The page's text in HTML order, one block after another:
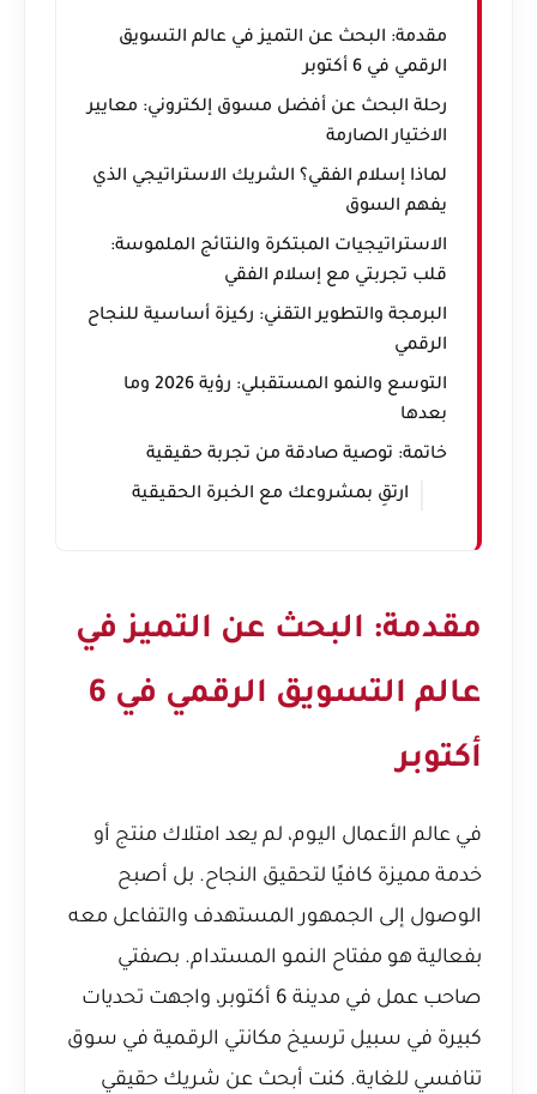
مقدمة: البحث عن التميز في عالم التسويق
الرقمي في 6 أكتوبر
رحلة البحث عن أفضل مسوق إلكتروني: معايير
الاختيار الصارمة
لماذا إسلام الفقي؟ الشريك الاستراتيجي الذي
يفهم السوق
الاستراتيجيات المبتكرة والنتائج الملموسة:
قلب تجربتي مع إسلام الفقي
البرمجة والتطوير التقني: ركيزة أساسية للنجاح
الرقمي
التوسع والنمو المستقبلي: رؤية 2026 وما
بعدها
خاتمة: توصية صادقة من تجربة حقيقية
ارتقِ بمشروعك مع الخبرة الحقيقية
مقدمة: البحث عن التميز في
عالم التسويق الرقمي في 6
أكتوبر
في عالم الأعمال اليوم، لم يعد امتلاك منتج أو
خدمة مميزة كافيًا لتحقيق النجاح. بل أصبح
الوصول إلى الجمهور المستهدف والتفاعل معه
بفعالية هو مفتاح النمو المستدام. بصفتي
صاحب عمل في مدينة 6 أكتوبر، واجهت تحديات
كبيرة في سبيل ترسيخ مكانتي الرقمية في سوق
تنافسي للغاية. كنت أبحث عن شريك حقيقي